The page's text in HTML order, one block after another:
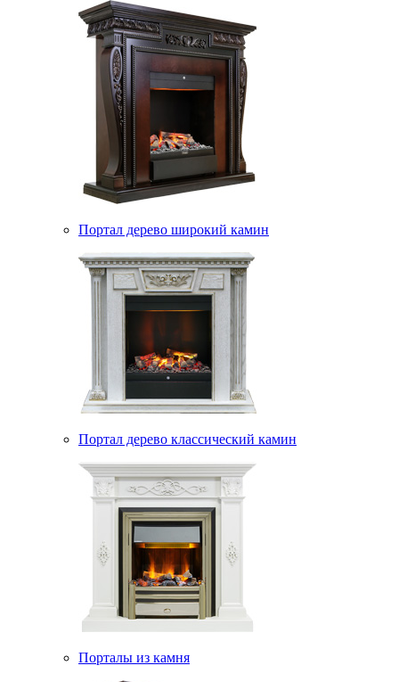
Портал дерево широкий камин
Портал дерево классический камин
Порталы из камня